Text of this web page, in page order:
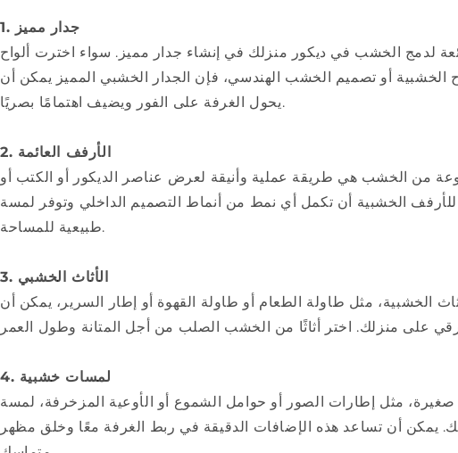
1. جدار مميز
لدمج الخشب في ديكور منزلك في إنشاء جدار مميز. سواء اخترت ألواح
الخشبية أو تصميم الخشب الهندسي، فإن الجدار الخشبي المميز يمكن أن
يحول الغرفة على الفور ويضيف اهتمامًا بصريًا.
2. الأرفف العائمة
من الخشب هي طريقة عملية وأنيقة لعرض عناصر الديكور أو الكتب أو
للأرفف الخشبية أن تكمل أي نمط من أنماط التصميم الداخلي وتوفر لمسة
طبيعية للمساحة.
3. الأثاث الخشبي
الخشبية، مثل طاولة الطعام أو طاولة القهوة أو إطار السرير، يمكن أن
4. لمسات خشبية
مثل إطارات الصور أو حوامل الشموع أو الأوعية المزخرفة، لمسة
يمكن أن تساعد هذه الإضافات الدقيقة في ربط الغرفة معًا وخلق مظهر